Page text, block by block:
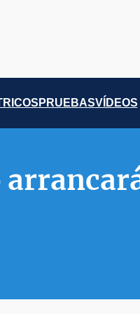
PRUEBASVÍDEOS